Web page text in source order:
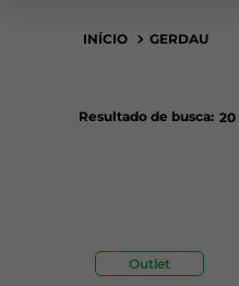
GERDAU
Resultado de busca: 20
Outlet